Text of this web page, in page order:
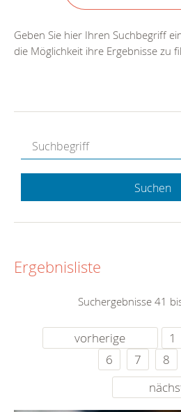
Geben Sie hier Ihren Suchbegriff
die Möglichkeit ihre Ergebnisse zu
Suchen
Ergebnisliste
Suchergebnisse 41
vorherige 1
6
7 8